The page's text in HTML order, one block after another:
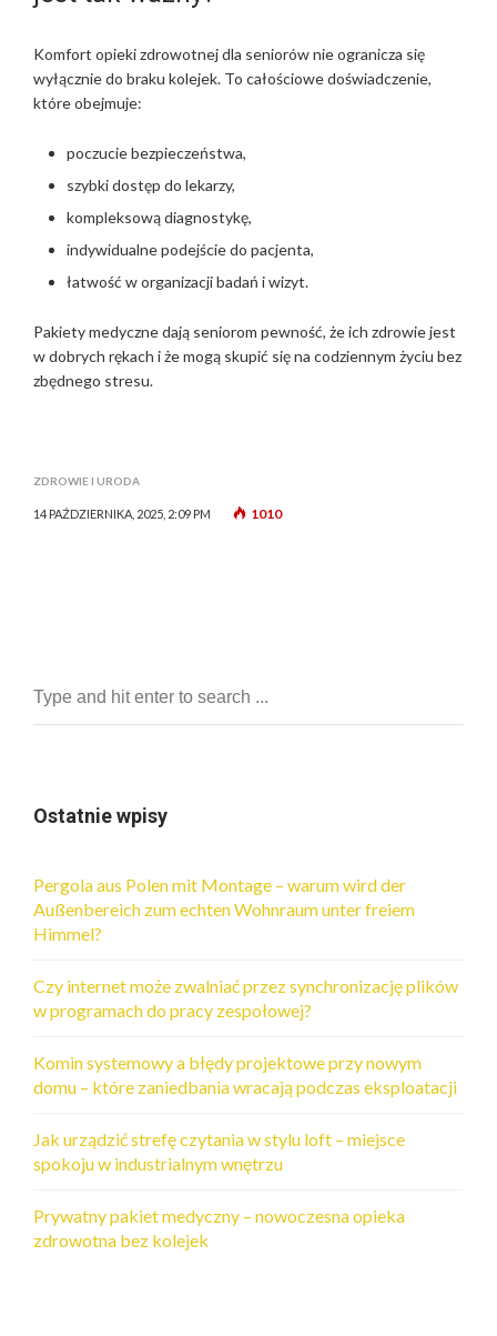
Komfort opieki zdrowotnej dla seniorów nie ogranicza się
wyłącznie do braku kolejek. To całościowe doświadczenie,
które obejmuje:
poczucie bezpieczeństwa,
szybki dostęp do lekarzy,
kompleksową diagnostykę,
indywidualne podejście do pacjenta,
łatwość w organizacji badań i wizyt.
Pakiety medyczne dają seniorom pewność, że ich zdrowie jest
w dobrych rękach i że mogą skupić się na codziennym życiu bez
zbędnego stresu.
ZDROWIE I URODA
14 PAŹDZIERNIKA, 2025, 2:09 PM 1010
Ostatnie wpisy
Pergola aus Polen mit Montage – warum wird der
Außenbereich zum echten Wohnraum unter freiem
Himmel?
Czy internet może zwalniać przez synchronizację plików
w programach do pracy zespołowej?
Komin systemowy a błędy projektowe przy nowym
domu – które zaniedbania wracają podczas eksploatacji
Jak urządzić strefę czytania w stylu loft – miejsce
spokoju w industrialnym wnętrzu
Prywatny pakiet medyczny – nowoczesna opieka
zdrowotna bez kolejek